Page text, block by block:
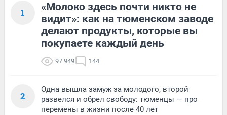
1
«Молоко здесь почти никто не
видит»: как на тюменском заводе
делают продукты, которые вы
покупаете каждый день
97 949 144
2
Одна вышла замуж за молодого, второй
развелся и обрел свободу: тюменцы — про
перемены в жизни после 40 лет